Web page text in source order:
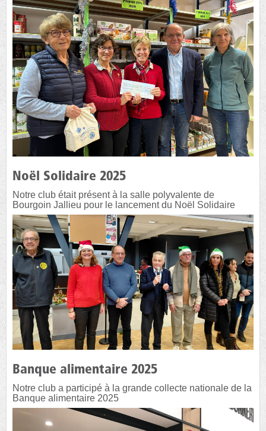
Noël Solidaire 2025
Notre club était présent à la salle polyvalente de
Bourgoin Jallieu pour le lancement du Noël Solidaire
Banque alimentaire 2025
Notre club a participé à la grande collecte nationale de la
Banque alimentaire 2025